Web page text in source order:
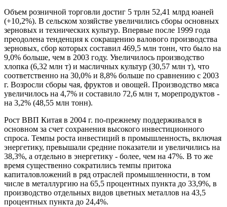
Объем розничной торговли достиг 5 трлн 52,41 млрд юаней
(+10,2%). В сельском хозяйстве увеличились сборы основных
зерновых и технических культур. Впервые после 1999 года
преодолена тенденция к сокращению валового производства
зерновых, сбор которых составил 469,5 млн тонн, что было на
9,0% больше, чем в 2003 году. Увеличилось производство
хлопка (6,32 млн т) и масличных культур (30,57 млн т), что
соответственно на 30,0% и 8,8% больше по сравнению с 2003
г. Возросли сборы чая, фруктов и овощей. Производство мяса
увеличилось на 4,7% и составило 72,6 млн т, морепродуктов -
на 3,2% (48,55 млн тонн).
Рост ВВП Китая в 2004 г. по-прежнему поддерживался в
основном за счет сохранения высокого инвестиционного
спроса. Темпы роста инвестиций в промышленность, включая
энергетику, превышали средние показатели и увеличились на
38,3%, а отдельно в энергетику - более, чем на 47%. В то же
время существенно сократились темпы притока
капиталовложений в ряд отраслей промышленности, в том
числе в металлургию на 65,5 процентных пункта до 33,9%, в
производство отдельных видов цветных металлов на 43,5
процентных пункта до 24,4%.